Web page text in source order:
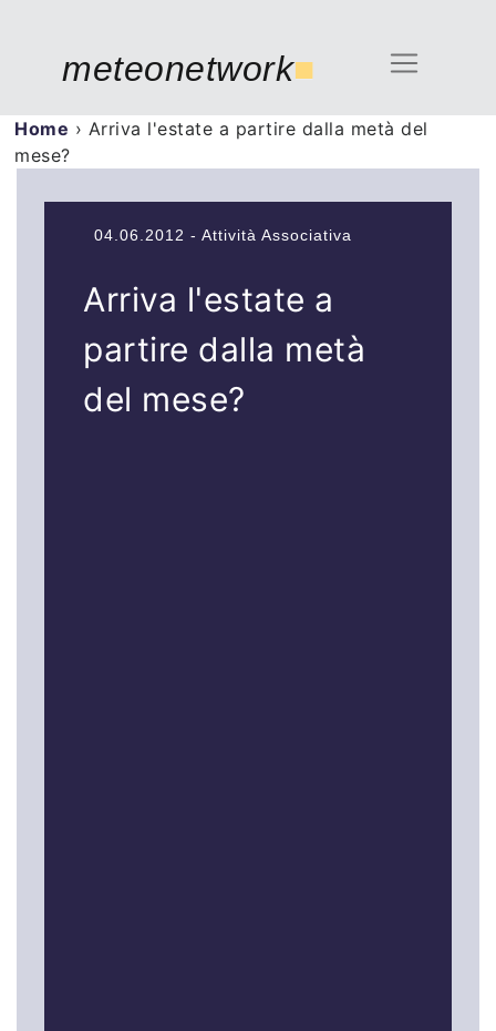
meteonetwork■
Home › Arriva l'estate a partire dalla metà del
mese?
04.06.2012 - Attività Associativa
Arriva l'estate a
partire dalla metà
del mese?